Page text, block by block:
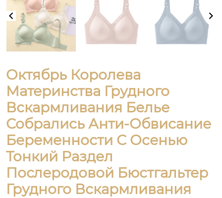
Октябрь Королева
Материнства Грудного
Вскармливания Белье
Собрались Анти-Обвисание
Беременности С Осенью
Тонкий Раздел
Послеродовой Бюстгальтер
Грудного Вскармливания